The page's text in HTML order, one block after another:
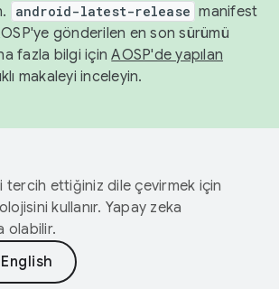
android-latest-release manifest
gönderilen en son sürümü
fazla bilgi içinAOSP'de yapılan
makaleyi inceleyin.
tercih ettiğiniz dile çevirmek için
kullanır. Yapay zeka
olabilir.